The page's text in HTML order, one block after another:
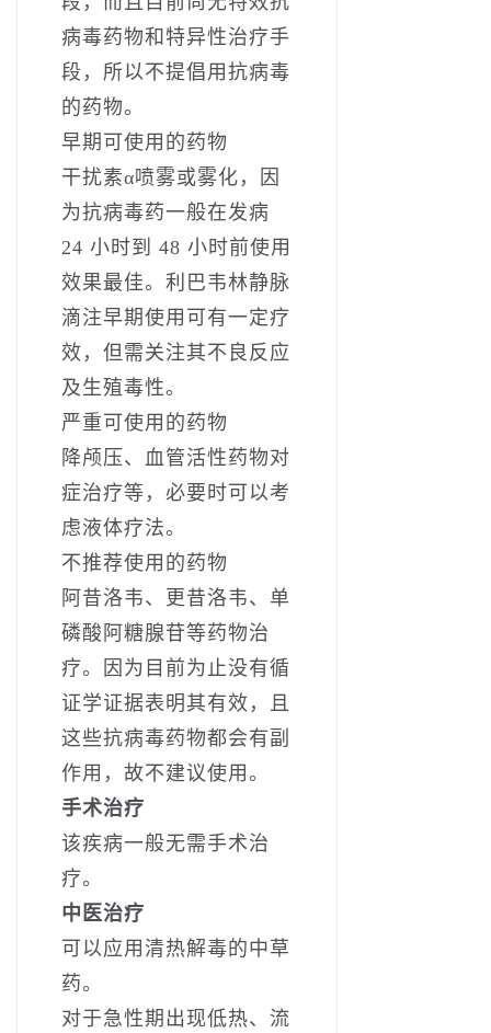
病毒药物和特异性治疗手
段，所以不提倡用抗病毒
的药物。
早期可使用的药物
干扰素α喷雾或雾化，因
为抗病毒药一般在发病
24 小时到 48 小时前使用
效果最佳。利巴韦林静脉
滴注早期使用可有一定疗
效，但需关注其不良反应
及生殖毒性。
严重可使用的药物
降颅压、血管活性药物对
症治疗等，必要时可以考
虑液体疗法。
不推荐使用的药物
阿昔洛韦、更昔洛韦、单
磷酸阿糖腺苷等药物治
疗。因为目前为止没有循
证学证据表明其有效，且
这些抗病毒药物都会有副
作用，故不建议使用。
手术治疗
该疾病一般无需手术治
疗。
中医治疗
可以应用清热解毒的中草
药。
对于急性期出现低热、流